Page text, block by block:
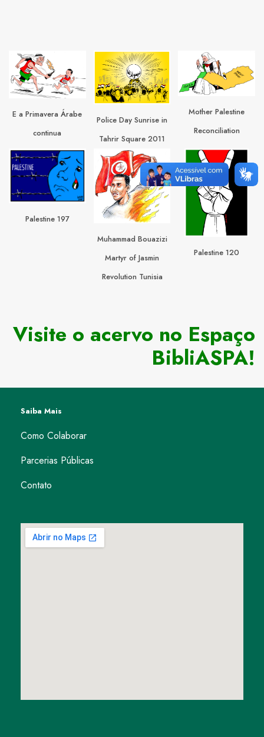
E a Primavera Árabe
continua
Police Day Sunrise in
Tahrir Square 2011
Mother Palestine
Reconciliation
Palestine 197
Muhammad Bouazizi
Martyr of Jasmin
Revolution Tunisia
Palestine 120
Visite o acervo no Espaço
BibliASPA!
Saiba Mais
Como Colaborar
Parcerias Públicas
Contato